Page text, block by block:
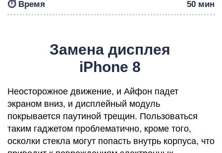
⏱️ Время 50 мин
Замена дисплея
iPhone 8
Неосторожное движение, и Айфон падет
экраном вниз, и дисплейный модуль
покрывается паутиной трещин. Пользоваться
таким гаджетом проблематично, кроме того,
осколки стекла могут попасть внутрь корпуса, что